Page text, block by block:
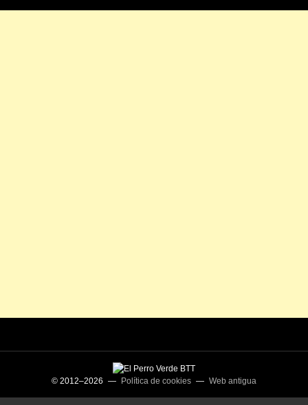
© 2012–2026 — Política de cookies — Web antigua